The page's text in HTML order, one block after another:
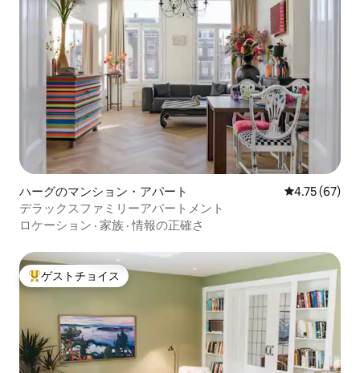
ハーグのマンション・アパート レビュー67
4.75 (67)
デラックスファミリーアパートメント
ロケーション · 家族 ·情報の正確さ
大好評のゲストチョイスです。
ゲストチョイス